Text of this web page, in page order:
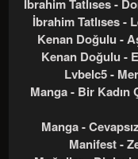
İbrahim Tatlıses -
İbrahim Tatlıses -
Kenan Doğulu -
Kenan Doğulu -
Lvbelc5 -
Manga - Bir
Manga -
Manifest -